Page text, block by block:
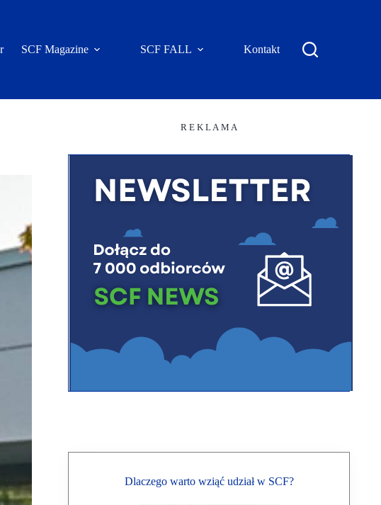
SCF Magazine SCF FALL Kontakt
R E K L A M A
Dlaczego warto wziąć udział w SCF?